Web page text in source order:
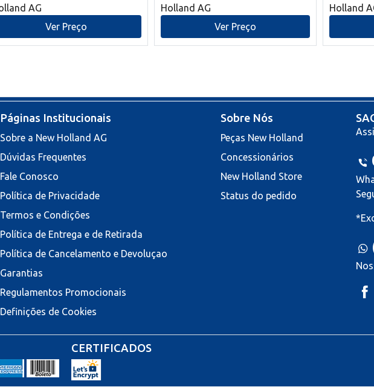
AG
Ver Preço
Holland AG
Ver Preço
Holland
Páginas Institucionais
Sobre a New Holland AG
Dúvidas Frequentes
Fale Conosco
Política de Privacidade
Termos e Condições
Política de Entrega e de Retirada
Política de Cancelamento e Devoluçao
Garantias
Regulamentos Promocionais
Definições de Cookies
Sobre Nós
Peças New Holland
Concessionários
New Holland Store
Status do pedido
CERTIFICADOS